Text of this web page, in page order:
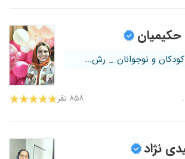
حکیمیان
و نوجوانان _ رش...
۸۵۸ نفر
نژاد